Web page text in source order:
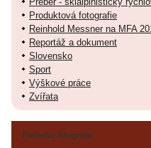
Produktová fotografie
Reinhold Messner na MFA
Reportáž a dokument
Slovensko
Sport
Výškové práce
Zvířata
Poslední fotografie